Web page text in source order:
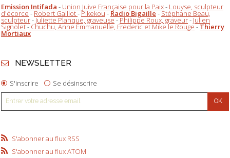
Emission Intifada - Union Juive Française pour la Paix- Louyse, sculpteur
d'écorce-Robert Gaillot-Pikekou-Radio Bigaille-Stéphane Beau,
sculpteur-Juliette Planque, graveuse-Philippe Roux, graveur-Julien
Signolet-Chuchu, Anne Emmanuelle, Frederic et Mike le Rouge-Thierry
Mortiaux
NEWSLETTER
S'inscrire Se désinscrire
S'abonner au flux RSS
S'abonner au flux ATOM